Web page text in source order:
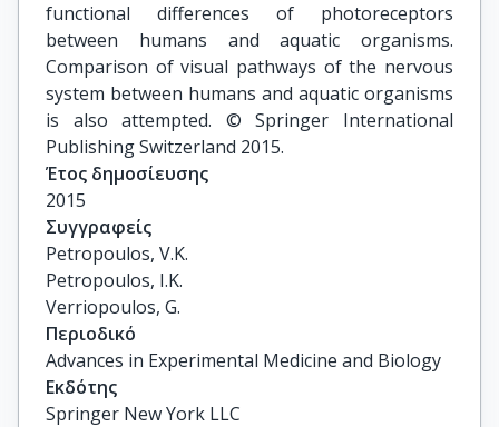
functional differences of photoreceptors
between humans and aquatic organisms.
Comparison of visual pathways of the nervous
system between humans and aquatic organisms
is also attempted. © Springer International
Publishing Switzerland 2015.
Έτος δημοσίευσης
2015
Συγγραφείς
Petropoulos, V.K.
Petropoulos, I.K.
Verriopoulos, G.
Περιοδικό
Advances in Experimental Medicine and Biology
Εκδότης
Springer New York LLC